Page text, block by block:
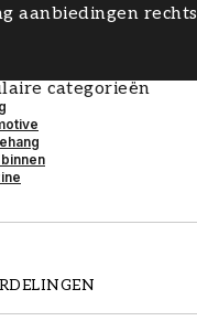
aanbiedingen
categorieën